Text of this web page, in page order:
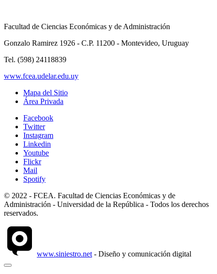
Facultad de Ciencias Económicas y de Administración
Gonzalo Ramirez 1926 - C.P. 11200 - Montevideo, Uruguay
Tel. (598) 24118839
www.fcea.udelar.edu.uy
Mapa del Sitio
Área Privada
Facebook
Twitter
Instagram
Linkedin
Youtube
Flickr
Mail
Spotify
© 2022 - FCEA. Facultad de Ciencias Económicas y de
Administración - Universidad de la República - Todos los derechos
reservados.
www.siniestro.net - Diseño y comunicación digital